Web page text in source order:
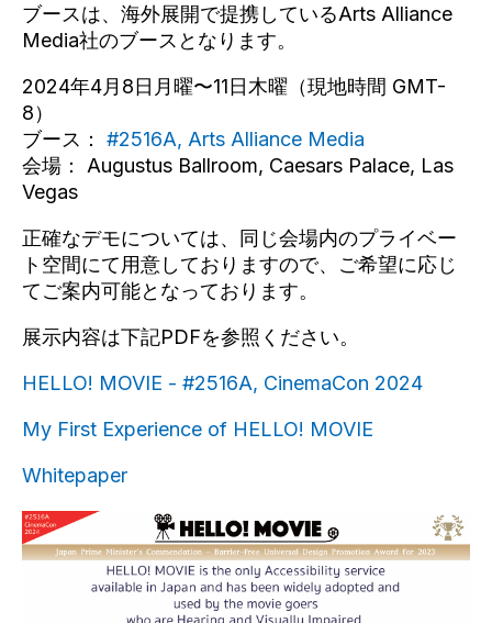
ブースは、海外展開で提携しているArts Alliance
Media社のブースとなります。
2024年4月8日月曜〜11日木曜（現地時間 GMT-
8）
ブース： #2516A, Arts Alliance Media
会場： Augustus Ballroom, Caesars Palace, Las
Vegas
正確なデモについては、同じ会場内のプライベー
ト空間にて用意しておりますので、ご希望に応じ
てご案内可能となっております。
展示内容は下記PDFを参照ください。
HELLO! MOVIE - #2516A, CinemaCon 2024
My First Experience of HELLO! MOVIE
Whitepaper